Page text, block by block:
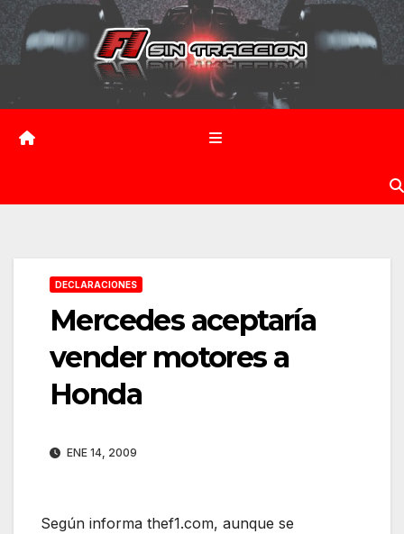
Saltar
contenido
DECLARACIONES
Mercedes aceptaría
vender motores a
Honda
ENE 14, 2009
Según informa thef1.com, aunque se